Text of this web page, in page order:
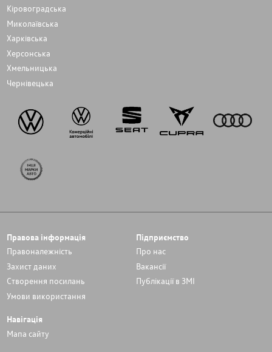
Кіровоградська
Миколаївська
Харківська
Херсонська
Хмельницька
Чернівецька
Правова інформація
Правоналежність
Захист даних
Cтворення посилань
Умови використання
Підприємство
Про нас
Вакансії
Публікації в ЗМІ
Навігація
Мапа сайту